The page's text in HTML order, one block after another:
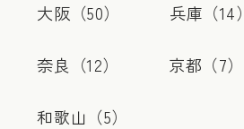
大阪（50） 兵庫（14）
奈良（12） 京都（7）
和歌山（5）